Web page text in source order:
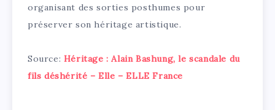
organisant des sorties posthumes pour
préserver son héritage artistique.
Source: Héritage : Alain Bashung, le scandale du
fils déshérité – Elle – ELLE France